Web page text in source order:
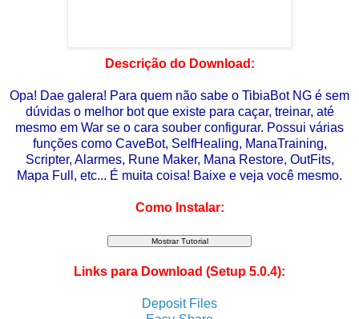
Descrição do Download:
Opa! Dae galera! Para quem não sabe o TibiaBot NG é sem
dúvidas o melhor bot que existe para caçar, treinar, até
mesmo em War se o cara souber configurar. Possui várias
funções como CaveBot, SelfHealing, ManaTraining,
Scripter, Alarmes, Rune Maker, Mana Restore, OutFits,
Mapa Full, etc... É muita coisa! Baixe e veja você mesmo.
Como Instalar:
Links para Download (Setup 5.0.4):
Deposit Files